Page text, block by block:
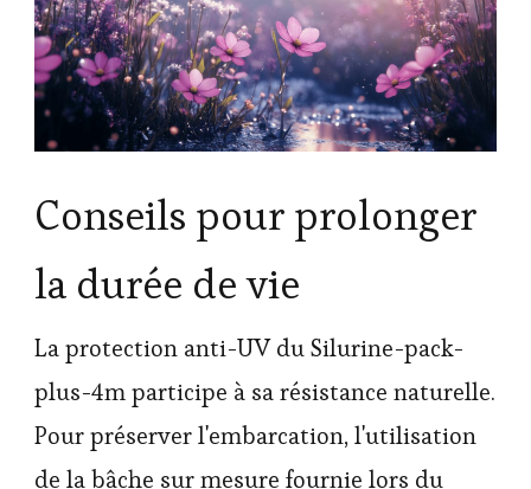
Conseils pour prolonger
la durée de vie
La protection anti-UV du Silurine-pack-
plus-4m participe à sa résistance naturelle.
Pour préserver l'embarcation, l'utilisation
de la bâche sur mesure fournie lors du